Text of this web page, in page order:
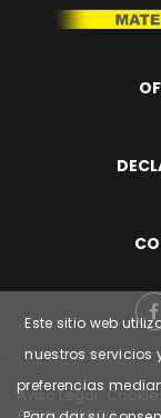
Este sitio web
nuestros
preferencias
Aviso Legal
Accesibilidad